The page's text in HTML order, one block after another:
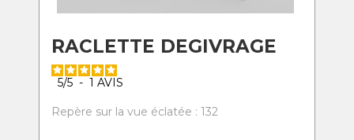
RACLETTE DEGIVRAGE
5/5 - 1 AVIS
Repère sur la vue éclatée : 132